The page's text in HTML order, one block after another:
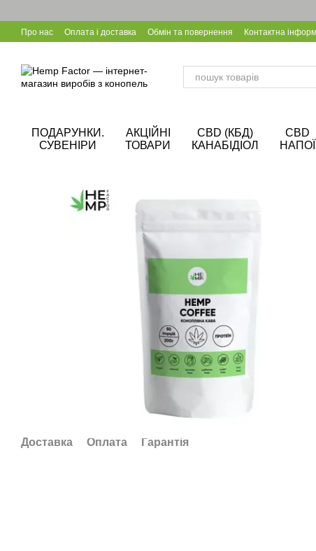
Про нас Оплата і доставка Обмін та повернення Контактна
ПОДАРУНКИ.
СУВЕНІРИ
АКЦІЙНІ
ТОВАРИ
CBD (КБД)
КАНАБІДІОЛ
CBD
НАПОЇ
Доставка Оплата Гарантія